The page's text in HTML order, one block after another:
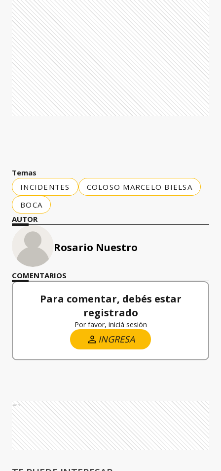
Temas
INCIDENTES
COLOSO MARCELO BIELSA
BOCA
AUTOR
Rosario Nuestro
COMENTARIOS
Para comentar, debés estar
registrado
Por favor, iniciá sesión
INGRESA
Ads